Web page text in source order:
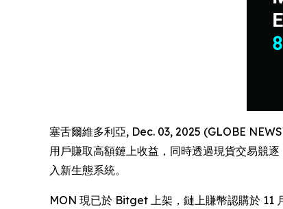
塞舌爾維多利亞, Dec. 03, 2025 (GLOBE
用戶賺取高額鏈上收益，同時透過現貨交易競
入新生態系統。
MON 現已於 Bitget 上架，鏈上賺幣認購於 11